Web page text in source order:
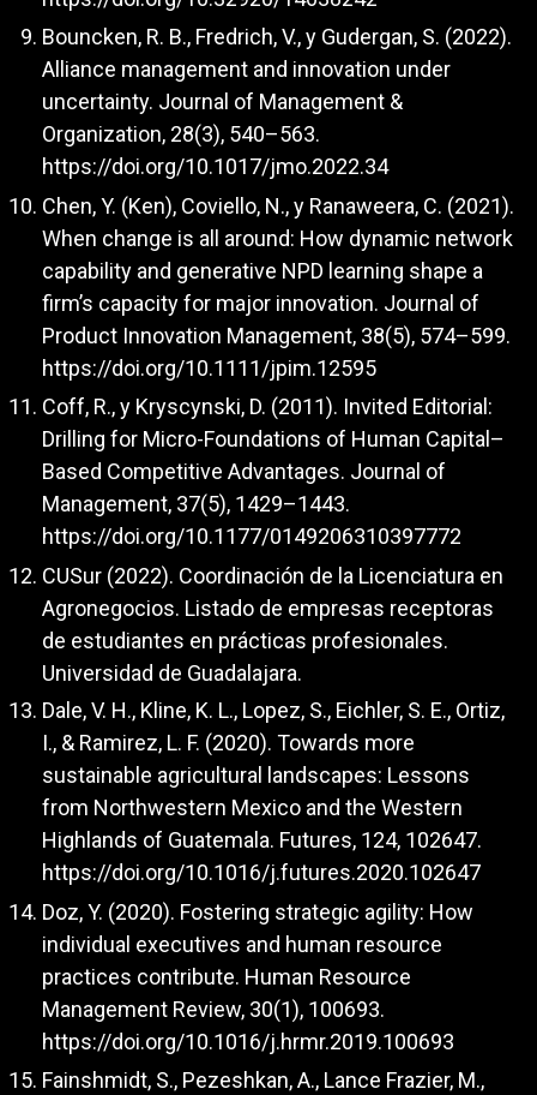
Bouncken, R. B., Fredrich, V., y Gudergan, S. (2022).
Alliance management and innovation under
uncertainty. Journal of Management &
Organization, 28(3), 540–563.
https://doi.org/10.1017/jmo.2022.34
Chen, Y. (Ken), Coviello, N., y Ranaweera, C. (2021).
When change is all around: How dynamic network
capability and generative NPD learning shape a
firm’s capacity for major innovation. Journal of
Product Innovation Management, 38(5), 574–599.
https://doi.org/10.1111/jpim.12595
Coff, R., y Kryscynski, D. (2011). Invited Editorial:
Drilling for Micro-Foundations of Human Capital–
Based Competitive Advantages. Journal of
Management, 37(5), 1429–1443.
https://doi.org/10.1177/0149206310397772
CUSur (2022). Coordinación de la Licenciatura en
Agronegocios. Listado de empresas receptoras
de estudiantes en prácticas profesionales.
Universidad de Guadalajara.
Dale, V. H., Kline, K. L., Lopez, S., Eichler, S. E., Ortiz,
I., & Ramirez, L. F. (2020). Towards more
sustainable agricultural landscapes: Lessons
from Northwestern Mexico and the Western
Highlands of Guatemala. Futures, 124, 102647.
https://doi.org/10.1016/j.futures.2020.102647
Doz, Y. (2020). Fostering strategic agility: How
individual executives and human resource
practices contribute. Human Resource
Management Review, 30(1), 100693.
https://doi.org/10.1016/j.hrmr.2019.100693
Fainshmidt, S., Pezeshkan, A., Lance Frazier, M.,